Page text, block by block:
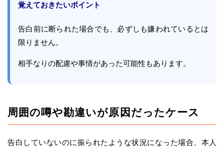
覚えておきたいポイント
告白前に断られた場合でも、必ずしも嫌われているとは
限りません。
相手なりの配慮や事情があった可能性もあります。
周囲の噂や勘違いが原因だったケース
告白していないのに振られたような状況になった場合、本人